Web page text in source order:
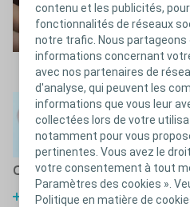
contenu et les publicités,
fonctionnalités de réseaux
notre trafic. Nous partageons
informations concernant
avec nos partenaires de
d'analyse, qui peuvent les
informations que vous leur
collectées lors de votre
notamment pour vous
pertinentes. Vous avez le
votre consentement à tout
Paramètres des cookies ».
Politique en matière de
saine
ou mise sous vide.
En savoir plus